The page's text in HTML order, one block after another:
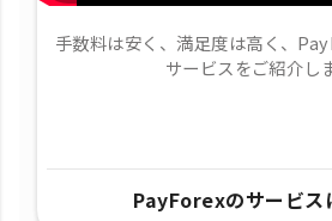
手数料は安く、満足度は高く、
サービスをご紹介し
PayForexのサービス